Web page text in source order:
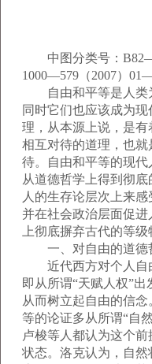
中图分类号：
1000—579（2007）
自由和平等是人类
同时它们也应该成为
理，从本源上说，是
相互对待的道理，也
待。自由和平等的现
从道德哲学上得到彻
人的生存论层次上来
并在社会政治层面促
上彻底摒弃古代的等
一、对自由的道德
近代西方对个人自
即从所谓“天赋人权”出
从而树立起自由的信
等的论证多从所谓“自
卢梭等人都认为这个
状态。洛克认为，自